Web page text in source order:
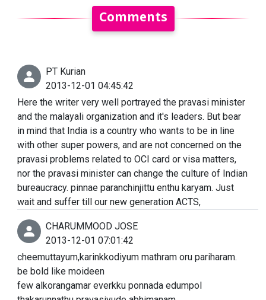
Comments
PT Kurian
2013-12-01 04:45:42
Here the writer very well portrayed the pravasi minister
and the malayali organization and it's leaders. But bear
in mind that India is a country who wants to be in line
with other super powers, and are not concerned on the
pravasi problems related to OCI card or visa matters,
nor the pravasi minister can change the culture of Indian
bureaucracy. pinnae paranchinjittu enthu karyam. Just
wait and suffer till our new generation ACTS,
CHARUMMOOD JOSE
2013-12-01 07:01:42
cheemuttayum,karinkkodiyum mathram oru pariharam.
be bold like moideen
few alkorangamar everkku ponnada edumpol